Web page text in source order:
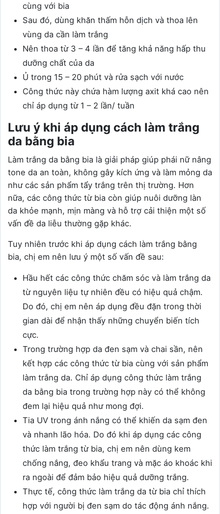
cùng với bia
Sau đó, dùng khăn thấm hỗn dịch và thoa lên
vùng da cần làm trắng
Nên thoa từ 3 – 4 lần để tăng khả năng hấp thu
dưỡng chất của da
Ủ trong 15 – 20 phút và rửa sạch với nước
Công thức này chứa hàm lượng axit khá cao nên
chỉ áp dụng từ 1 – 2 lần/ tuần
Lưu ý khi áp dụng cách làm trắng
da bằng bia
Làm trắng da bằng bia là giải pháp giúp phái nữ nâng
tone da an toàn, không gây kích ứng và làm mỏng da
như các sản phẩm tẩy trắng trên thị trường. Hơn
nữa, các công thức từ bia còn giúp nuôi dưỡng làn
da khỏe mạnh, mịn màng và hỗ trợ cải thiện một số
vấn đề da liễu thường gặp khác.
Tuy nhiên trước khi áp dụng cách làm trắng bằng
bia, chị em nên lưu ý một số vấn đề sau:
Hầu hết các công thức chăm sóc và làm trắng da
từ nguyên liệu tự nhiên đều có hiệu quả chậm.
Do đó, chị em nên áp dụng đều đặn trong thời
gian dài để nhận thấy những chuyển biến tích
cực.
Trong trường hợp da đen sạm và chai sần, nên
kết hợp các công thức từ bia cùng với sản phẩm
làm trắng da. Chỉ áp dụng công thức làm trắng
da bằng bia trong trường hợp này có thể không
đem lại hiệu quả như mong đợi.
Tia UV trong ánh nắng có thể khiến da sạm đen
và nhanh lão hóa. Do đó khi áp dụng các công
thức làm trắng từ bia, chị em nên dùng kem
chống nắng, đeo khẩu trang và mặc áo khoác khi
ra ngoài để đảm bảo hiệu quả dưỡng trắng.
Thực tế, công thức làm trắng da từ bia chỉ thích
hợp với người bị đen sạm do tác động ánh nắng.